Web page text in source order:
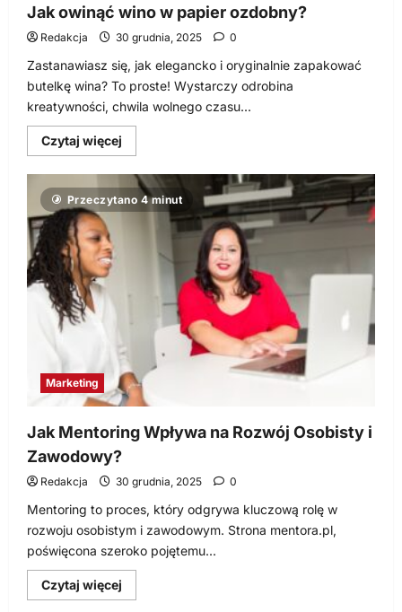
Jak owinąć wino w papier ozdobny?
Redakcja 30 grudnia, 2025 0
Zastanawiasz się, jak elegancko i oryginalnie zapakować
butelkę wina? To proste! Wystarczy odrobina
kreatywności, chwila wolnego czasu...
Czytaj więcej
się
o
Jak
owinąć
wino
ozdobny?
Przeczytano 4 minut
Marketing
Jak Mentoring Wpływa na Rozwój Osobisty i
Zawodowy?
Redakcja 30 grudnia, 2025 0
Mentoring to proces, który odgrywa kluczową rolę w
rozwoju osobistym i zawodowym. Strona mentora.pl,
poświęcona szeroko pojętemu...
Czytaj więcej
się